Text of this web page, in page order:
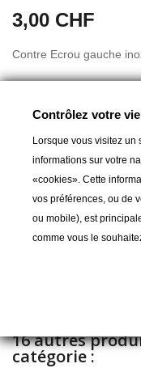
3,00 CHF
Contre Ecrou gauche
Livrable et
16 autres
catégorie :
Contrôlez votre
Lorsque vous visitez un
informations sur votre
«cookies». Cette
vos préférences, ou de
ou mobile), est
comme vous le